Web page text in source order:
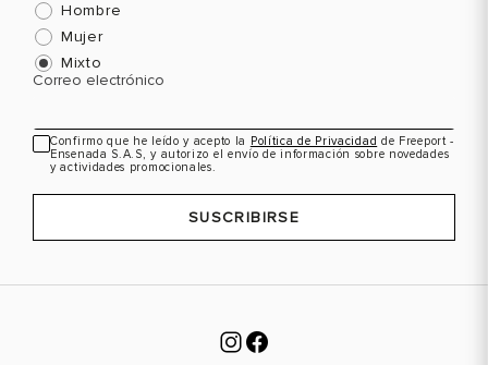
Hombre
Mujer
Mixto
Correo electrónico
Confirmo que he leído y acepto la Política de Privacidad de Freeport -
Ensenada S.A.S, y autorizo el envío de información sobre novedades
y actividades promocionales.
SUSCRIBIRSE